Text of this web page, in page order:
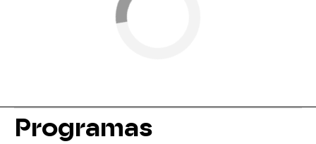
Programas